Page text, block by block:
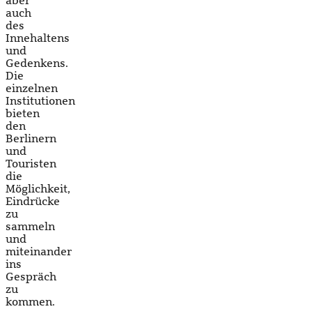
auch
des
Innehaltens
und
Gedenkens.
Die
einzelnen
Institutionen
bieten
den
Berlinern
und
Touristen
die
Möglichkeit,
Eindrücke
zu
sammeln
und
miteinander
ins
Gespräch
zu
kommen.